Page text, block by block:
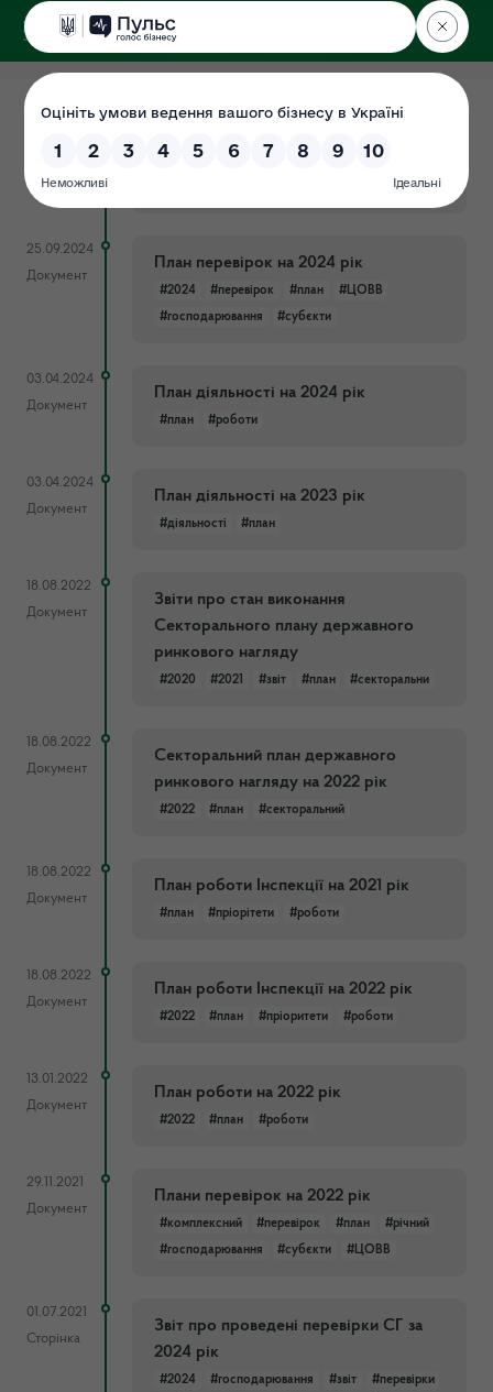
ДЕРЖЕКОІНСПЕКЦІЯ
у Хмельницькій області
07.01.2025
Документ
#омс #перевірок #план
#2025
25.09.2024
Документ
План перевірок на 2024 рік
#2024 #перевірок #план
#ЦОВВ
#господарювання
#субєкти
03.04.2024
Документ
План діяльності на 2024 рік
#план #роботи
03.04.2024
Документ
План діяльності на 2023 рік
#діяльності #план
18.08.2022
Документ
Звіти про стан виконання
Секторального плану державного
ринкового нагляду
#2020 #2021 #звіт #план #секторальни
18.08.2022
Документ
Секторальний план державного
ринкового нагляду на 2022 рік
#2022 #план #секторальний
18.08.2022
Документ
План роботи Інспекції на 2021 рік
#план #пріорітети #роботи
18.08.2022
Документ
План роботи Інспекції на 2022 рік
#2022 #план #пріоритети #роботи
13.01.2022
Документ
План роботи на 2022 рік
#2022 #план #роботи
29.11.2021
Документ
Плани перевірок на 2022 рік
#комплексний #перевірок #план
#річний
#господарювання
#субєкти #ЦОВВ
01.07.2021
Сторінка
Звіт про проведені перевірки СГ за
2024 рік
#2024 #господарювання #звіт
#перевірки